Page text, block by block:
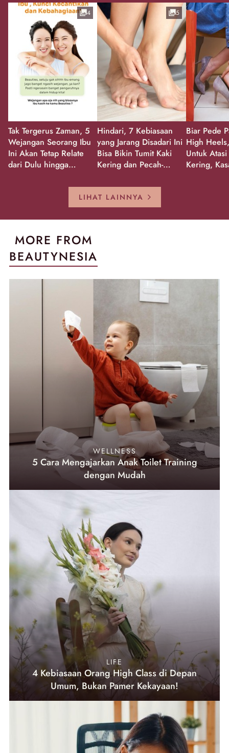
Tak Tergerus Zaman, 5
Wejangan Seorang Ibu
Ini Akan Tetap Relate
dari Dulu hingga
4
Hindari, 7 Kebiasaan
yang Jarang Disadari Ini
Bisa Bikin Tumit Kaki
Kering dan Pecah-
5
Biar Pede
High
Untuk
Kering,
LIHAT LAINNYA
MORE FROM
BEAUTYNESIA
WELLNESS
5 Cara Mengajarkan Anak Toilet Training
dengan Mudah
LIFE
4 Kebiasaan Orang High Class di Depan
Umum, Bukan Pamer Kekayaan!